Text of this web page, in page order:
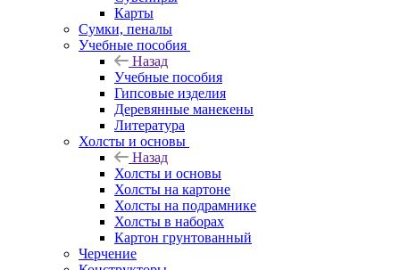
Карты
Сумки, пеналы
Учебные пособия
Назад
Учебные пособия
Гипсовые изделия
Деревянные манекены
Литература
Холсты и основы
Назад
Холсты и основы
Холсты на картоне
Холсты на подрамнике
Холсты в наборах
Картон грунтованный
Черчение